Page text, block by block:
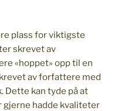
plass for viktigste
skrevet av
«hoppet» opp til en
av forfattere med
Dette kan tyde på at
gjerne hadde kvaliteter